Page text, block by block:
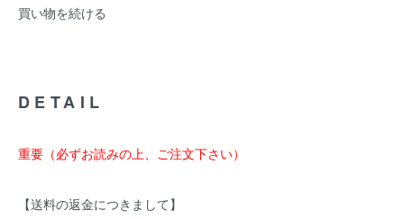
買い物を続ける
DETAIL
重要（必ずお読みの上、ご注文下さい）
【送料の返金につきまして】